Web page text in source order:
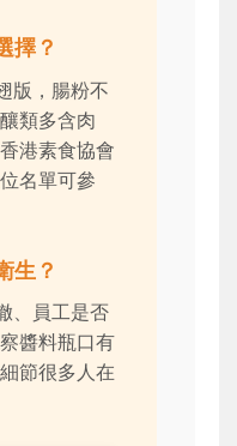
擇？
版，腸粉不
類多含肉
港素食協會
名單可參
生？
、員工是否
醬料瓶口有
節很多人在